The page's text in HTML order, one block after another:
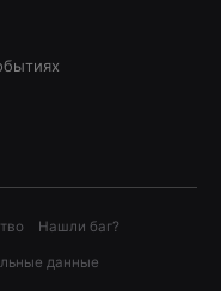
Нашли баг?
данные